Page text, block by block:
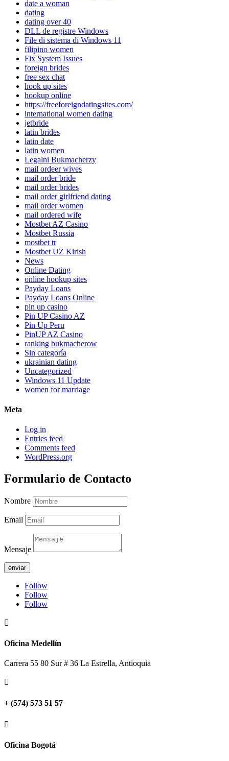
date a woman
dating
dating over 40
DLL de registre Windows
File di sistema di Windows 11
filipino women
Fix System Issues
foreign brides
free sex chat
hook up sites
hookup online
https://freeforeigndatingsites.com/
international women dating
jetbride
latin brides
latin date
latin women
Legalni Bukmacherzy
mail ordeer wives
mail order bride
mail order brides
mail order girlfriend dating
mail order women
mail ordered wife
Mostbet AZ Casino
Mostbet Russia
mostbet tr
Mostbet UZ Kirish
News
Online Dating
online hookup sites
Payday Loans
Payday Loans Online
pin up casino
Pin UP Casino AZ
Pin Up Peru
PinUP AZ Casino
ranking bukmacherow
Sin categoría
ukrainian dating
Uncategorized
Windows 11 Update
women for marriage
Meta
Log in
Entries feed
Comments feed
WordPress.org
Formulario de Contacto
Nombre
Email
Mensaje
enviar
Follow
Follow
Follow

Oficina Medellín
Carrera 55 80 Sur # 36 La Estrella, Antioquia

+ (574) 573 51 57

Oficina Bogotá